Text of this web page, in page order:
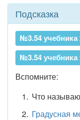
Подсказка
№3.54 учебника
№3.54 учебника
Вспомните:
Что
Градусная